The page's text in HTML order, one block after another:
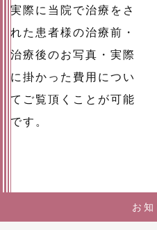
実際に当院で治療をさ
れた患者様の治療前・
治療後のお写真・実際
に掛かった費用につい
てご覧頂くことが可能
です。
お知